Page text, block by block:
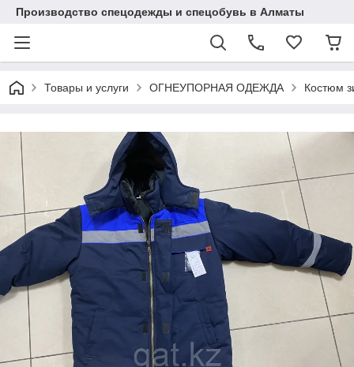
Производство спецодежды и спецобувь в Алматы
Товары и услуги ОГНЕУПОРНАЯ ОДЕЖДА Костюм